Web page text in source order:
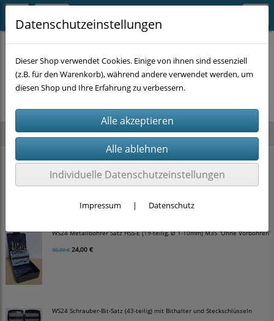
Neu im Shop
WS24 Hammerbohrer Satz SDS-plus 4-schneider (5-teilig, Ø 5-10mm)
15,00 €12,00 €
WS24 Metallbohrer Satz HSS-E (19-teilig, Ø 1-10mm) M35 'Ohne Vorbohren'
30,00 € 24,00 €
WS24 Schrauber-Bit-Satz (43-teilig) mit Bithalter und Steckschlüsseln
Es wurden leider keine Produkte gefunden.
Datenschutzeinstellungen
Dieser Shop verwendet Cookies. Einige von ihnen sind essenziell
(z.B. für den Warenkorb), während andere verwendet werden, um
diesen Shop und Ihre Erfahrung zu verbessern.
Individuelle Datenschutzeinstellungen
Impressum | Datenschutz